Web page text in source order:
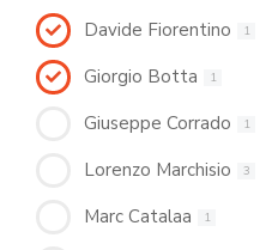
Davide Fiorentino 1
Giorgio Botta 1
Giuseppe Corrado 1
Lorenzo Marchisio 3
Marc Catalaa 1